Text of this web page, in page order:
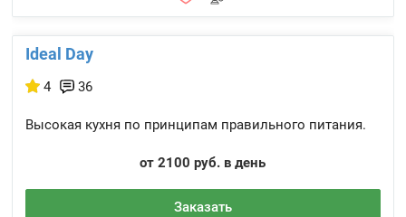
Ideal Day
4 36
Высокая кухня по принципам правильного питания.
от 2100 руб. в день
Заказать